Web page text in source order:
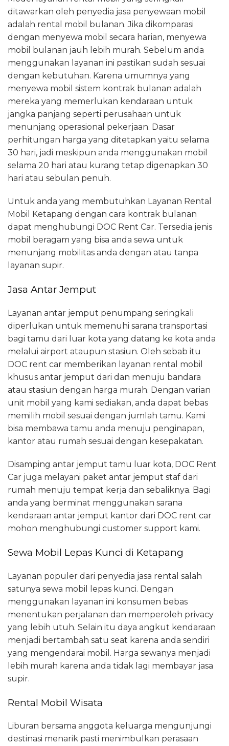
ditawarkan oleh penyedia jasa penyewaan mobil
adalah rental mobil bulanan. Jika dikomparasi
dengan menyewa mobil secara harian, menyewa
mobil bulanan jauh lebih murah. Sebelum anda
menggunakan layanan ini pastikan sudah sesuai
dengan kebutuhan. Karena umumnya yang
menyewa mobil sistem kontrak bulanan adalah
mereka yang memerlukan kendaraan untuk
jangka panjang seperti perusahaan untuk
menunjang operasional pekerjaan. Dasar
perhitungan harga yang ditetapkan yaitu selama
30 hari, jadi meskipun anda menggunakan mobil
selama 20 hari atau kurang tetap digenapkan 30
hari atau sebulan penuh.
Untuk anda yang membutuhkan Layanan Rental
Mobil Ketapang dengan cara kontrak bulanan
dapat menghubungi DOC Rent Car. Tersedia jenis
mobil beragam yang bisa anda sewa untuk
menunjang mobilitas anda dengan atau tanpa
layanan supir.
Jasa Antar Jemput
Layanan antar jemput penumpang seringkali
diperlukan untuk memenuhi sarana transportasi
bagi tamu dari luar kota yang datang ke kota anda
melalui airport ataupun stasiun. Oleh sebab itu
DOC rent car memberikan layanan rental mobil
khusus antar jemput dari dan menuju bandara
atau stasiun dengan harga murah. Dengan varian
unit mobil yang kami sediakan, anda dapat bebas
memilih mobil sesuai dengan jumlah tamu. Kami
bisa membawa tamu anda menuju penginapan,
kantor atau rumah sesuai dengan kesepakatan.
Disamping antar jemput tamu luar kota, DOC Rent
Car juga melayani paket antar jemput staf dari
rumah menuju tempat kerja dan sebaliknya. Bagi
anda yang berminat menggunakan sarana
kendaraan antar jemput kantor dari DOC rent car
mohon menghubungi customer support kami.
Sewa Mobil Lepas Kunci di Ketapang
Layanan populer dari penyedia jasa rental salah
satunya sewa mobil lepas kunci. Dengan
menggunakan layanan ini konsumen bebas
menentukan perjalanan dan memperoleh privacy
yang lebih utuh. Selain itu daya angkut kendaraan
menjadi bertambah satu seat karena anda sendiri
yang mengendarai mobil. Harga sewanya menjadi
lebih murah karena anda tidak lagi membayar jasa
supir.
Rental Mobil Wisata
Liburan bersama anggota keluarga mengunjungi
destinasi menarik pasti menimbulkan perasaan